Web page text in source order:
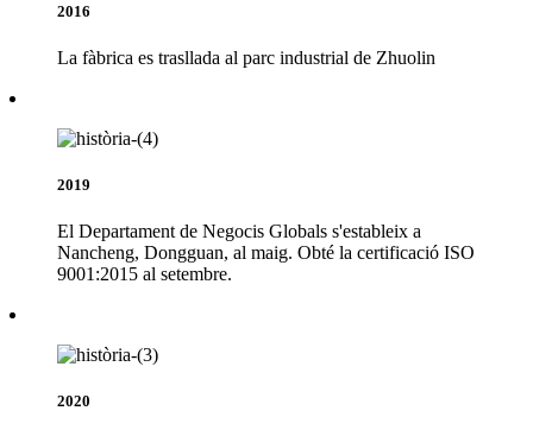
2016
La fàbrica es trasllada al parc industrial de Zhuolin
2019
El Departament de Negocis Globals s'estableix a
Nancheng, Dongguan, al maig. Obté la certificació ISO
9001:2015 al setembre.
2020